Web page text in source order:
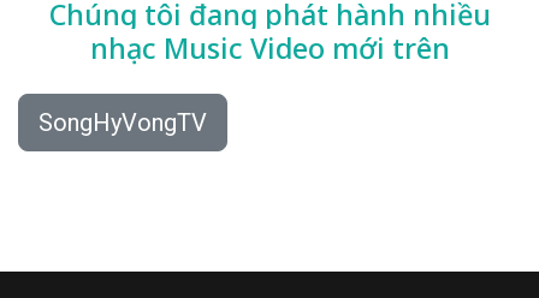
Chúng tôi đang phát hành nhiều
nhạc Music Video mới trên
SongHyVongTV